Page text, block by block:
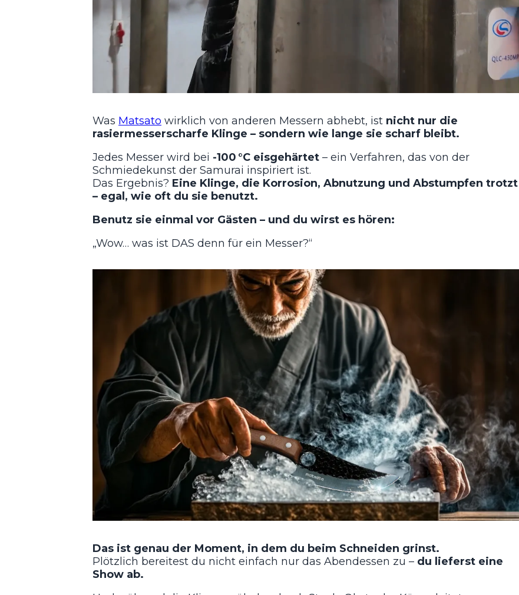
Was Matsato wirklich von anderen Messern abhebt, ist nicht nur die
rasiermesserscharfe Klinge – sondern wie lange sie scharf bleibt.
Jedes Messer wird bei -100 °C eisgehärtet – ein Verfahren, das von der
Schmiedekunst der Samurai inspiriert ist.
Das Ergebnis? Eine Klinge, die Korrosion, Abnutzung und Abstumpfen trotzt
– egal, wie oft du sie benutzt.
Benutz sie einmal vor Gästen – und du wirst es hören:
„Wow… was ist DAS denn für ein Messer?“
Das ist genau der Moment, in dem du beim Schneiden grinst.
Plötzlich bereitest du nicht einfach nur das Abendessen zu – du lieferst eine
Show ab.